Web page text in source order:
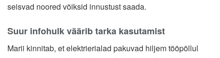
seisvad noored võiksid innustust saada.
Suur infohulk väärib tarka kasutamist
Marii kinnitab, et elektrierialad pakuvad hiljem tööpõllul